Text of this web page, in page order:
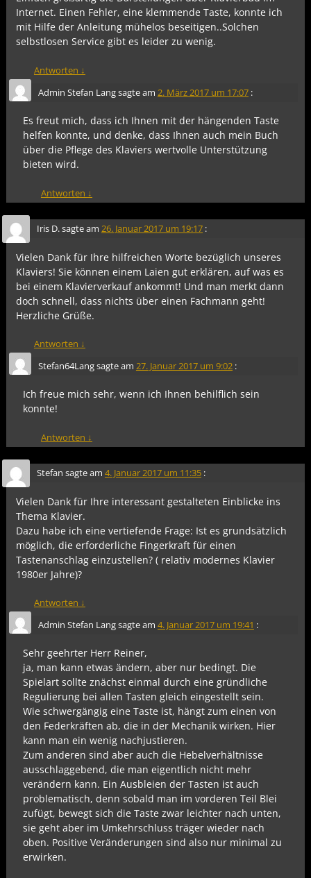
Internet. Einen Fehler, eine klemmende Taste, konnte ich
mit Hilfe der Anleitung mühelos beseitigen..Solchen
selbstlosen Service gibt es leider zu wenig.
Antworten ↓
Admin Stefan Langsagte am 2. März 2017 um 17:07 :
Es freut mich, dass ich Ihnen mit der hängenden Taste
helfen konnte, und denke, dass Ihnen auch mein Buch
über die Pflege des Klaviers wertvolle Unterstützung
bieten wird.
Antworten ↓
Iris D.sagte am 26. Januar 2017 um 19:17 :
Vielen Dank für Ihre hilfreichen Worte bezüglich unseres
Klaviers! Sie können einem Laien gut erklären, auf was es
bei einem Klavierverkauf ankommt! Und man merkt dann
doch schnell, dass nichts über einen Fachmann geht!
Herzliche Grüße.
Antworten ↓
Stefan64Langsagte am 27. Januar 2017 um 9:02 :
Ich freue mich sehr, wenn ich Ihnen behilflich sein
konnte!
Antworten ↓
Stefan sagte am 4. Januar 2017 um 11:35 :
Vielen Dank für Ihre interessant gestalteten Einblicke ins
Thema Klavier.
Dazu habe ich eine vertiefende Frage: Ist es grundsätzlich
möglich, die erforderliche Fingerkraft für einen
Tastenanschlag einzustellen? ( relativ modernes Klavier
1980er Jahre)?
Antworten ↓
Admin Stefan Langsagte am 4. Januar 2017 um 19:41 :
Sehr geehrter Herr Reiner,
ja, man kann etwas ändern, aber nur bedingt. Die
Spielart sollte znächst einmal durch eine gründliche
Regulierung bei allen Tasten gleich eingestellt sein.
Wie schwergängig eine Taste ist, hängt zum einen von
den Federkräften ab, die in der Mechanik wirken. Hier
kann man ein wenig nachjustieren.
Zum anderen sind aber auch die Hebelverhältnisse
ausschlaggebend, die man eigentlich nicht mehr
verändern kann. Ein Ausbleien der Tasten ist auch
problematisch, denn sobald man im vorderen Teil Blei
zufügt, bewegt sich die Taste zwar leichter nach unten,
sie geht aber im Umkehrschluss träger wieder nach
oben. Positive Veränderungen sind also nur minimal zu
erwirken.